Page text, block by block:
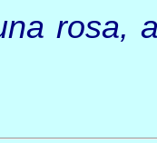
rosa,